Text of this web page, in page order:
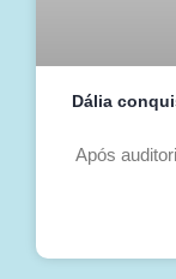
Dália
Após